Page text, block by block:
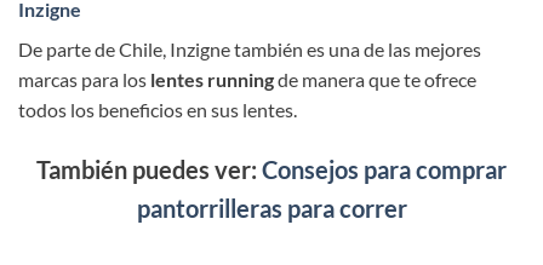
Inzigne
De parte de Chile, Inzigne también es una de las mejores
marcas para los lentes runningde manera que te ofrece
todos los beneficios en sus lentes.
También puedes ver: Consejos para comprar
pantorrilleras para correr